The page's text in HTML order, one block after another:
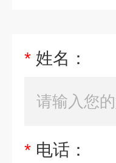
* 姓名：
* 电话：